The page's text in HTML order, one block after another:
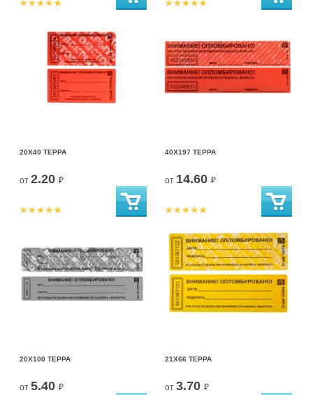
20Х40 ТЕРРА
от 2.20 ₽
40Х197 ТЕРРА
от 14.60 ₽
20Х100 ТЕРРА
от 5.40 ₽
21Х66 ТЕРРА
от 3.70 ₽